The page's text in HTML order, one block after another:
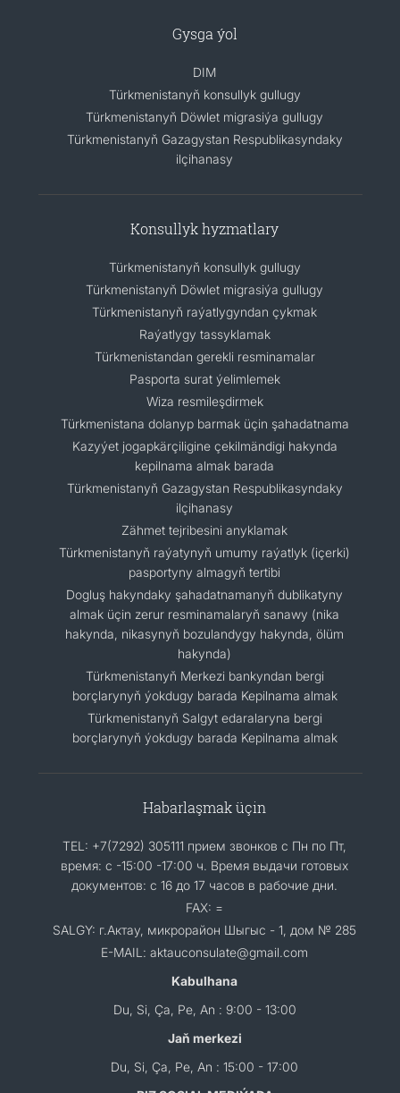
Gysga ýol
DIM
Türkmenistanyň konsullyk gullugy
Türkmenistanyň Döwlet migrasiýa gullugy
Türkmenistanyň Gazagystan Respublikasyndaky
ilçihanasy
Konsullyk hyzmatlary
Türkmenistanyň konsullyk gullugy
Türkmenistanyň Döwlet migrasiýa gullugy
Türkmenistanyň raýatlygyndan çykmak
Raýatlygy tassyklamak
Türkmenistandan gerekli resminamalar
Pasporta surat ýelimlemek
Wiza resmileşdirmek
Türkmenistana dolanyp barmak üçin şahadatnama
Kazyýet jogapkärçiligine çekilmändigi hakynda
kepilnama almak barada
Türkmenistanyň Gazagystan Respublikasyndaky
ilçihanasy
Zähmet tejribesini anyklamak
Türkmenistanyň raýatynyň umumy raýatlyk (içerki)
pasportyny almagyň tertibi
Dogluş hakyndaky şahadatnamanyň dublikatyny
almak üçin zerur resminamalaryň sanawy (nika
hakynda, nikasynyň bozulandygy hakynda, ölüm
hakynda)
Türkmenistanyň Merkezi bankyndan bergi
borçlarynyň ýokdugy barada Kepilnama almak
Türkmenistanyň Salgyt edaralaryna bergi
borçlarynyň ýokdugy barada Kepilnama almak
Habarlaşmak üçin
TEL: +7(7292) 305111 прием звонков с Пн по Пт,
время: с -15:00 -17:00 ч. Время выдачи готовых
документов: с 16 до 17 часов в рабочие дни.
FAX: =
SALGY: г.Актау, микрорайон Шыгыс - 1, дом № 285
E-MAIL: aktauconsulate@gmail.com
Kabulhana
Du, Si, Ça, Pe, An : 9:00 - 13:00
Jaň merkezi
Du, Si, Ça, Pe, An : 15:00 - 17:00